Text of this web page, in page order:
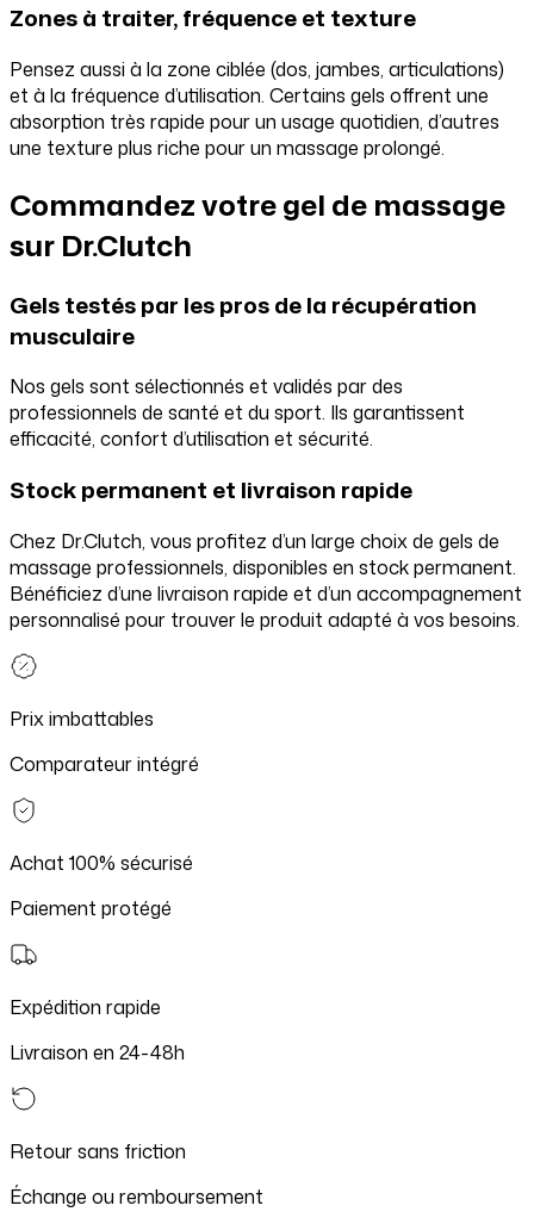
Zones à traiter, fréquence et texture
Pensez aussi à la zone ciblée (dos, jambes, articulations)
et à la fréquence d’utilisation. Certains gels offrent une
absorption très rapide pour un usage quotidien, d’autres
une texture plus riche pour un massage prolongé.
Commandez votre gel de massage
sur Dr.Clutch
Gels testés par les pros de la récupération
musculaire
Nos gels sont sélectionnés et validés par des
professionnels de santé et du sport. Ils garantissent
efficacité, confort d’utilisation et sécurité.
Stock permanent et livraison rapide
Chez Dr.Clutch, vous profitez d’un large choix de gels de
massage professionnels, disponibles en stock permanent.
Bénéficiez d’une livraison rapide et d’un accompagnement
personnalisé pour trouver le produit adapté à vos besoins.
Prix imbattables
Comparateur intégré
Achat 100% sécurisé
Paiement protégé
Expédition rapide
Livraison en 24-48h
Retour sans friction
Échange ou remboursement